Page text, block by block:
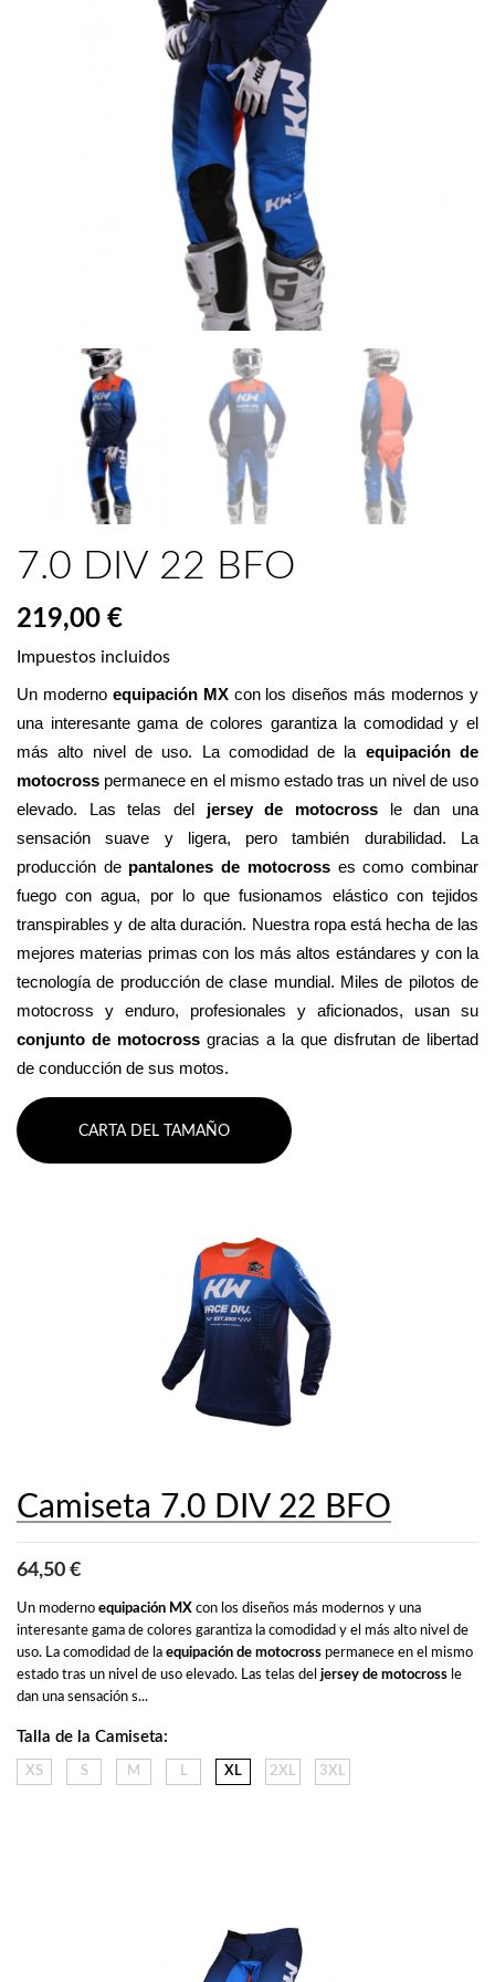
7.0 DIV 22 BFO
219,00 €
Impuestos incluidos
Un moderno equipación MX con los diseños más modernos y
una interesante gama de colores garantiza la comodidad y el
más alto nivel de uso. La comodidad de la equipación de
motocross permanece en el mismo estado tras un nivel de uso
elevado. Las telas del jersey de motocross le dan una
sensación suave y ligera, pero también durabilidad. La
producción de pantalones de motocross es como combinar
fuego con agua, por lo que fusionamos elástico con tejidos
transpirables y de alta duración. Nuestra ropa está hecha de las
mejores materias primas con los más altos estándares y con la
tecnología de producción de clase mundial. Miles de pilotos de
conjunto de motocross gracias a la que disfrutan de libertad
de conducción de sus motos.
CARTA DEL TAMAÑO
Camiseta 7.0 DIV 22 BFO
64,50 €
Un moderno equipación MX con los diseños más modernos y una
interesante gama de colores garantiza la comodidad y el más alto nivel de
uso. La comodidad de la equipación de motocross permanece en el mismo
estado tras un nivel de uso elevado. Las telas del jersey de motocross le
dan una sensación s...
Talla de la Camiseta:
XS S M L XL 2XL 3XL